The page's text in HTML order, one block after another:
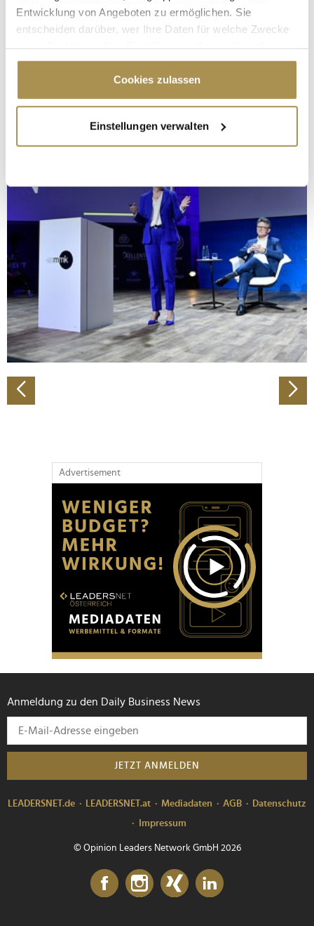
Entwicklung von Angeboten zu ermöglichen. Sie
entscheiden darüber, wer Ihre Daten für welche Zwecke
Cookie-Erklärung oder durch Klicken auf das Privacy
Trigger Symbol ändern oder widerrufen
Informationen über Ihre geografische Lage
erfassen, welche bis auf einige Meter genau sein
bestimmten Merkmalen (Fingerprinting) identifizieren
Erfahren Sie mehr darüber, wie Ihre persönlichen Daten
verarbeitet werden, und legen Sie Ihre Präferenzen im
Abschnitt Einzelheitenfest.
Wir verwenden Cookies, um Inhalte und Anzeigen zu
personalisieren, Funktionen für soziale Medien anbieten
zu können und die Zugriffe auf unsere Website zu
analysieren. Außerdem geben wir Informationen zu Ihrer
Verwendung unserer Website an unsere Partner für
Partner führen diese Informationen möglicherweise mit
weiteren Daten zusammen, die Sie ihnen bereitgestellt
Cookies zulassen
Einstellungen verwalten
Advertisement
Anmeldung zu den Daily Business News
JETZT ANMELDEN
LEADERSNET.de LEADERSNET.at Mediadaten AGB
Datenschutz
Impressum
© Opinion Leaders Network GmbH 2026